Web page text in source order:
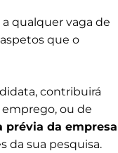
qualquer vaga de
que o
contribuirá
ou de
prévia da empresa
da sua pesquisa.